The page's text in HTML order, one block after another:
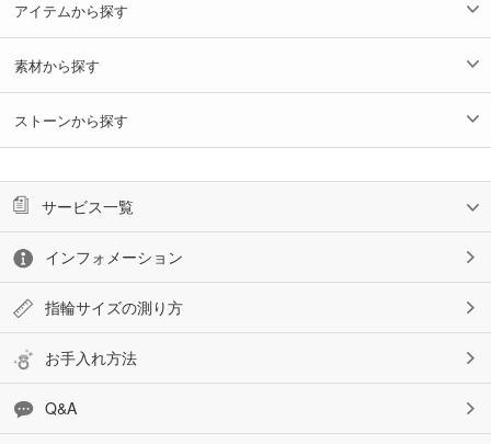
アイテムから探す
素材から探す
ストーンから探す
サービス一覧
インフォメーション
指輪サイズの測り方
お手入れ方法
Q&A